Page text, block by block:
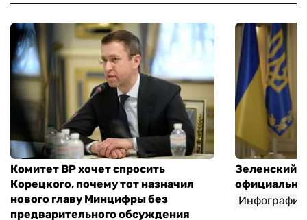
Комитет ВР хочет спросить
Корецкого, почему тот назначил
нового главу Минцифры без
предварительного обсуждения
Зеленский